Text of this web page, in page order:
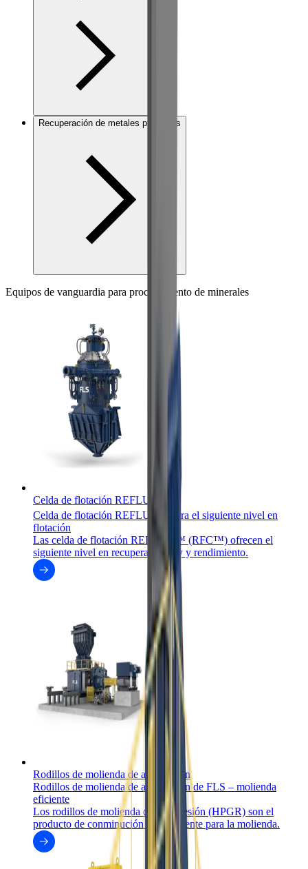
Recuperación de metales preciosos
Equipos de vanguardia para procesamiento de minerales
Celda de flotación REFLUX™
Celda de flotación REFLUX
para el siguiente nivel en
flotación
Las celda de flotación REFLUX™ (RFC™) ofrecen el
siguiente nivel en recuperación ley y rendimiento.
Rodillos de molienda de alta presión
Rodillos de molienda de alta presión de FLS – molienda
eficiente
Los rodillos de molienda de alta presión (HPGR) son el
producto de conminución más eficiente para la molienda.